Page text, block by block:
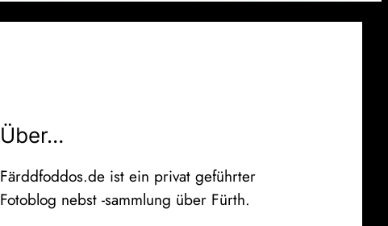
Über…
Färddfoddos.de ist ein privat geführter
Fotoblog nebst -sammlung über Fürth.